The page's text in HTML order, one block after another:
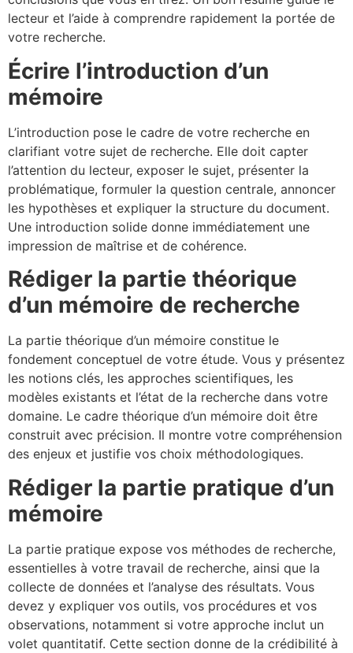
lecteur et l’aide à comprendre rapidement la portée de
votre recherche.
Écrire l’introduction d’un
mémoire
L’introduction pose le cadre de votre recherche en
clarifiant votre sujet de recherche. Elle doit capter
l’attention du lecteur, exposer le sujet, présenter la
problématique, formuler la question centrale, annoncer
les hypothèses et expliquer la structure du document.
Une introduction solide donne immédiatement une
impression de maîtrise et de cohérence.
Rédiger la partie théorique
d’un mémoire de recherche
La partie théorique d’un mémoire constitue le
fondement conceptuel de votre étude. Vous y présentez
les notions clés, les approches scientifiques, les
modèles existants et l’état de la recherche dans votre
domaine. Le cadre théorique d’un mémoire doit être
construit avec précision. Il montre votre compréhension
des enjeux et justifie vos choix méthodologiques.
Rédiger la partie pratique d’un
mémoire
La partie pratique expose vos méthodes de recherche,
essentielles à votre travail de recherche, ainsi que la
collecte de données et l’analyse des résultats. Vous
devez y expliquer vos outils, vos procédures et vos
observations, notamment si votre approche inclut un
volet quantitatif. Cette section donne de la crédibilité à